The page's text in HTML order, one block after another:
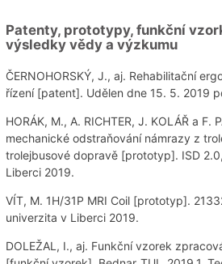
Patenty, prototypy, funkční
výsledky vědy a výzkumu
ČERNOHORSKÝ, J., aj. Rehabilitační
řízení [patent]. Udělen dne 15. 5. 2019
HORÁK, M., A. RICHTER, J. KOLÁŘ a F.
mechanické odstraňování námrazy z
trolejbusové dopravě [prototyp]. ISD
Liberci 2019.
VÍT, M. 1H/31P MRI Coil [prototyp].
univerzita v Liberci 2019.
DOLEŽAL, I., aj. Funkční vzorek